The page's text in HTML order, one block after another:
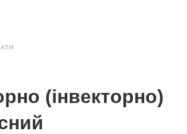
(інвекторно)